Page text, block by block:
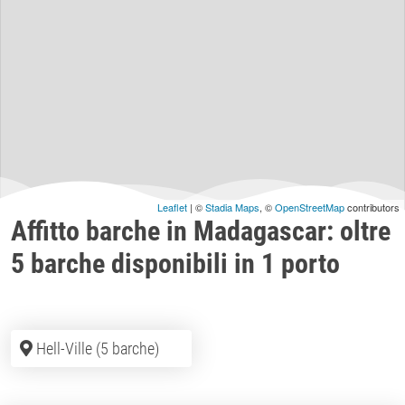
Leaflet | ©Stadia Maps, ©OpenStreetMapcontributors
Affitto barche in Madagascar: oltre
5 barche disponibili in 1 porto
Hell-Ville (5 barche)